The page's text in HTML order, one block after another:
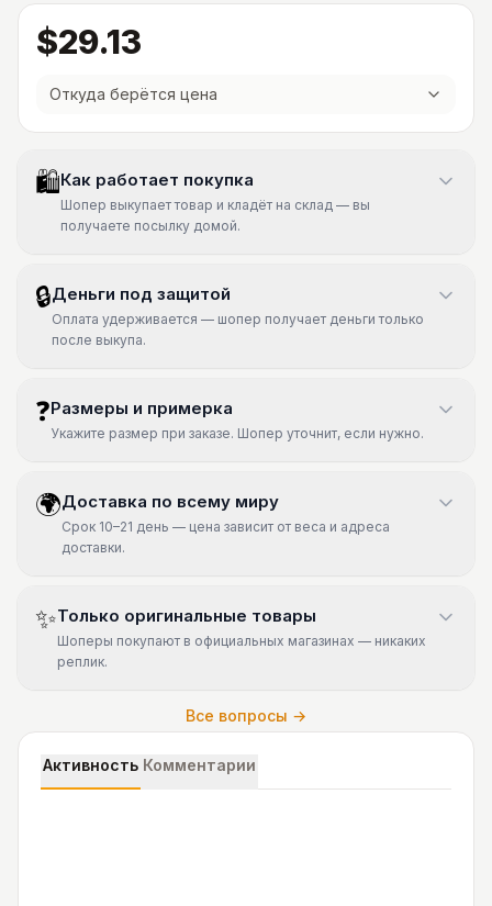
$29.13
Откуда берётся цена
🛍Как работает покупка
Шопер выкупает товар и кладёт на склад — вы
получаете посылку домой.
🔒Деньги под защитой
Оплата удерживается — шопер получает деньги только
после выкупа.
❓Размеры и примерка
Укажите размер при заказе. Шопер уточнит, если нужно.
🌍Доставка по всему миру
Срок 10–21 день — цена зависит от веса и адреса
доставки.
✨Только оригинальные товары
Шоперы покупают в официальных магазинах — никаких
реплик.
Все вопросы →
Активность Комментарии